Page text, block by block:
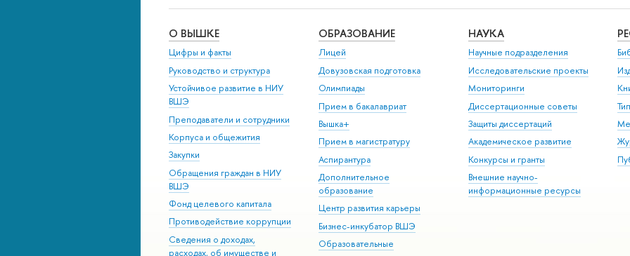
О ВЫШКЕ
Цифры и факты
Руководство и структура
Устойчивое развитие в НИУ
ВШЭ
Преподаватели и сотрудники
Корпуса и общежития
Закупки
Обращения граждан в НИУ
ВШЭ
Фонд целевого капитала
Противодействие коррупции
Сведения о доходах,
расходах, об имуществе и
ОБРАЗОВАНИЕ
Лицей
Довузовская подготовка
Олимпиады
Прием в бакалавриат
Вышка+
Прием в магистратуру
Аспирантура
Дополнительное
образование
Центр развития карьеры
Бизнес-инкубатор ВШЭ
Образовательные
НАУКА
Научные подразделения
Исследовательские проекты
Мониторинги
Диссертационные советы
Защиты диссертаций
Академическое развитие
Конкурсы и гранты
Внешние научно-
информационные ресурсы